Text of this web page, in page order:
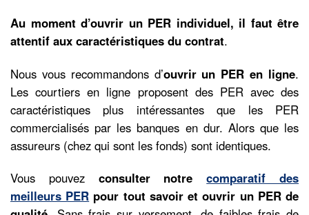
Au moment d’ouvrir un PER individuel, il faut être
attentif aux caractéristiques du contrat.
Nous vous recommandons d’ouvrir un PER en ligne.
Les courtiers en ligne proposent des PER avec des
caractéristiques plus intéressantes que les PER
commercialisés par les banques en dur. Alors que les
assureurs (chez qui sont les fonds) sont identiques.
Vous pouvez consulter notrecomparatif des
meilleurs PER pour tout savoir et ouvrir un PER de